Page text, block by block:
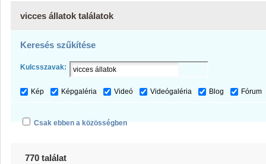
vicces állatok találatok
Keresés szűkítése
Kulcsszavak:
Kép Képgaléria Videó Videógaléria Blog Fórum
Csak ebben a közösségben
770 találat